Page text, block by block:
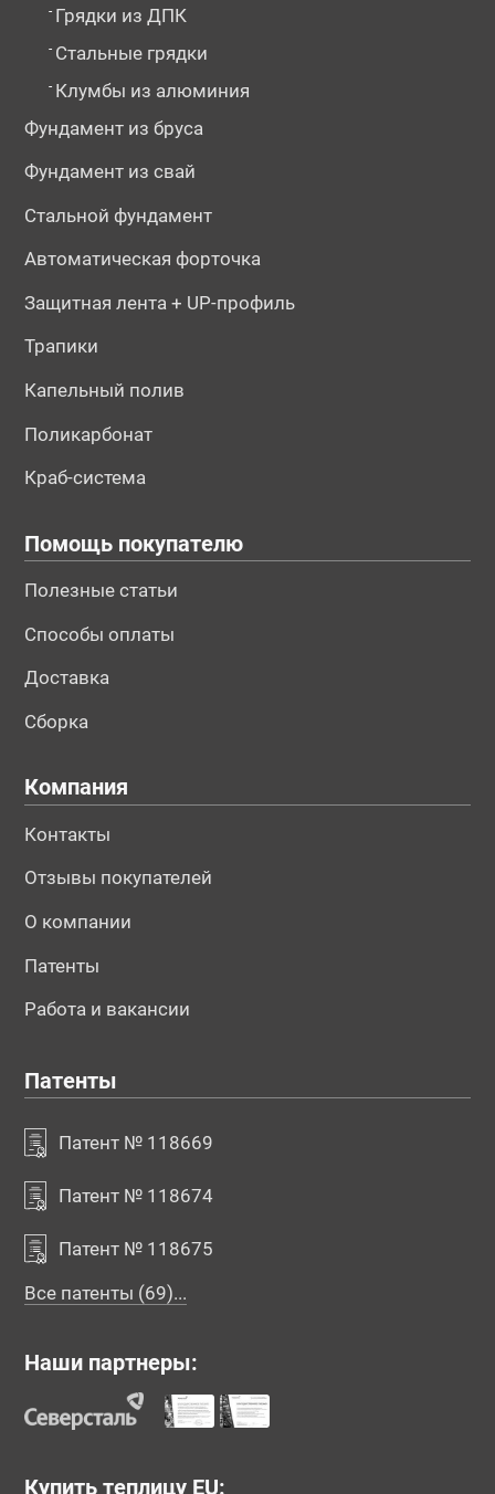
- Грядки из ДПК
- Стальные грядки
- Клумбы из алюминия
Фундамент из бруса
Фундамент из свай
Стальной фундамент
Автоматическая форточка
Защитная лента + UP-профиль
Трапики
Капельный полив
Поликарбонат
Краб-система
Помощь покупателю
Полезные статьи
Способы оплаты
Доставка
Сборка
Компания
Контакты
Отзывы покупателей
О компании
Патенты
Работа и вакансии
Патенты
Патент № 118669
Патент № 118674
Патент № 118675
Все патенты (69)...
Наши партнеры:
Купить теплицу EU: